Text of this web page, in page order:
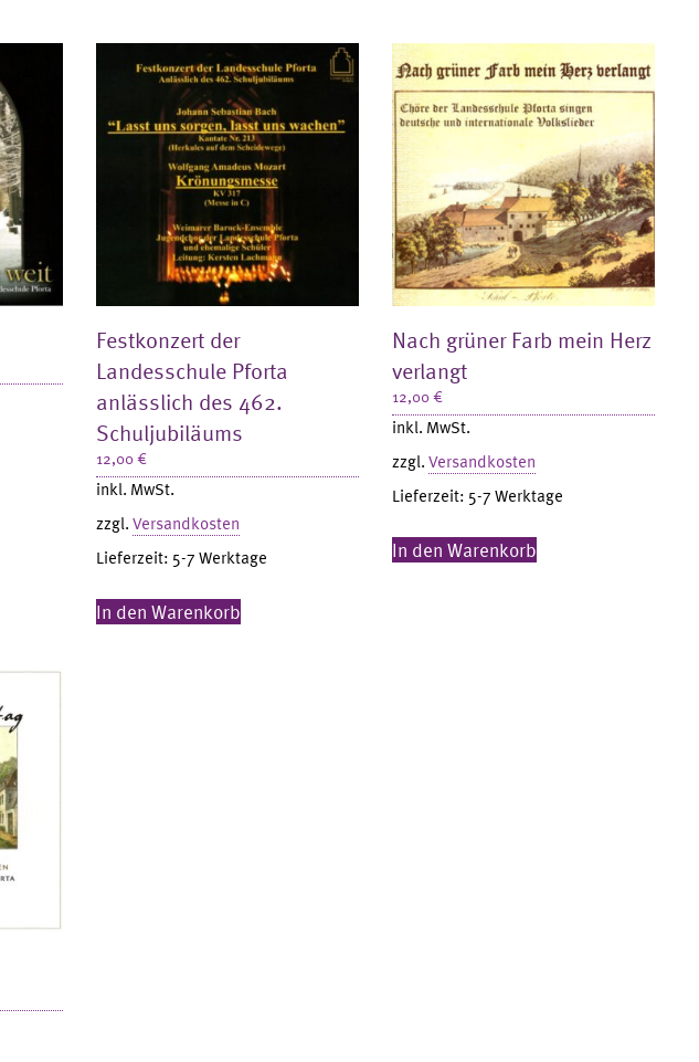
Festkonzert der
Landesschule Pforta
anlässlich des 462.
Schuljubiläums
12,00€
inkl. MwSt.
zzgl.Versandkosten
Lieferzeit: 5-7 Werktage
In den Warenkorb
Nach grüner Farb mein Herz
verlangt
12,00€
inkl. MwSt.
zzgl.Versandkosten
Lieferzeit: 5-7 Werktage
In den Warenkorb